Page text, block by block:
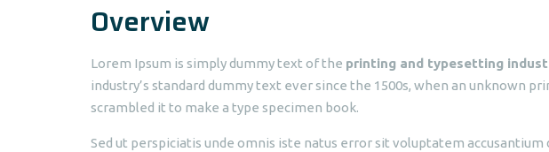
Overview
Lorem Ipsum is simply dummy text of the printing and typesetting
industry’s standard dummy text ever since the 1500s, when an unknown
scrambled it to make a type specimen book.
Sed ut perspiciatis unde omnis iste natus error sit voluptatem accusantium